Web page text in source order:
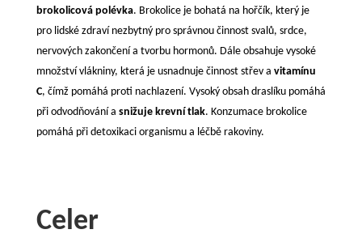
brokolicová polévka. Brokolice je bohatá na hořčík, který je
pro lidské zdraví nezbytný pro správnou činnost svalů, srdce,
nervových zakončení a tvorbu hormonů. Dále obsahuje vysoké
množství vlákniny, která je usnadnuje činnost střev a vitamínu
C, čímž pomáhá proti nachlazení. Vysoký obsah draslíku pomáhá
při odvodňování a snižuje krevní tlak. Konzumace brokolice
pomáhá při detoxikaci organismu a léčbě rakoviny.
Celer